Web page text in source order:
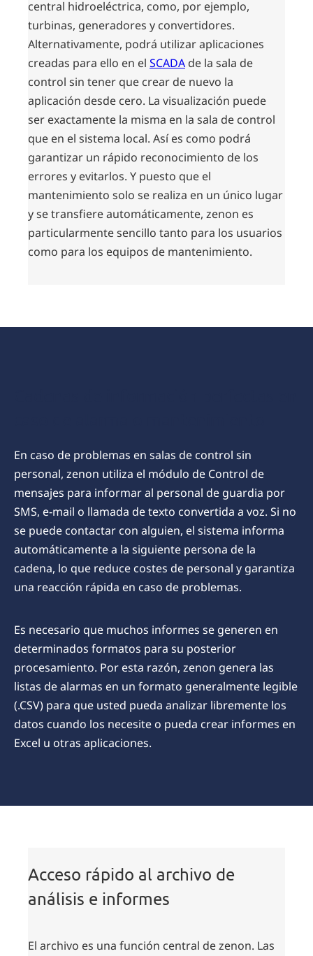
central hidroeléctrica, como, por ejemplo,
turbinas, generadores y convertidores.
Alternativamente, podrá utilizar aplicaciones
creadas para ello en el SCADA de la sala de
control sin tener que crear de nuevo la
aplicación desde cero. La visualización puede
ser exactamente la misma en la sala de control
que en el sistema local. Así es como podrá
garantizar un rápido reconocimiento de los
errores y evitarlos. Y puesto que el
mantenimiento solo se realiza en un único lugar
y se transfiere automáticamente, zenon es
particularmente sencillo tanto para los usuarios
como para los equipos de mantenimiento.
En caso de problemas en salas de control sin
personal, zenon utiliza el módulo de Control de
mensajes para informar al personal de guardia por
SMS, e-mail o llamada de texto convertida a voz. Si no
se puede contactar con alguien, el sistema informa
automáticamente a la siguiente persona de la
cadena, lo que reduce costes de personal y garantiza
una reacción rápida en caso de problemas.
Es necesario que muchos informes se generen en
determinados formatos para su posterior
procesamiento. Por esta razón, zenon genera las
listas de alarmas en un formato generalmente legible
(.CSV) para que usted pueda analizar libremente los
datos cuando los necesite o pueda crear informes en
Excel u otras aplicaciones.
Acceso rápido al archivo de
análisis e informes
El archivo es una función central de zenon. Las